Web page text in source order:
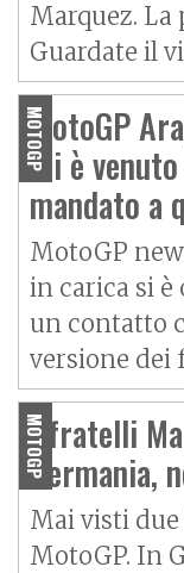
Marquez. La
Guardate il
MOTOGP
MotoGP
mi è
mandato a
MotoGP
in carica si è
un contatto
versione dei
MOTOGP
I fratelli
Germania,
Mai visti
MotoGP. In